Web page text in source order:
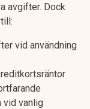
avgifter. Dock
vid användning
vid vanlig